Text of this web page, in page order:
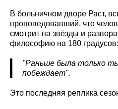
В больничном дворе Раст,
проповедовавший, что
смотрит на звёзды и
философию на 180 градусов:
"Раньше была только
побеждает".
Это последняя реплика